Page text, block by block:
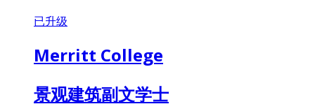
已升级
Merritt College
景观建筑副文学士